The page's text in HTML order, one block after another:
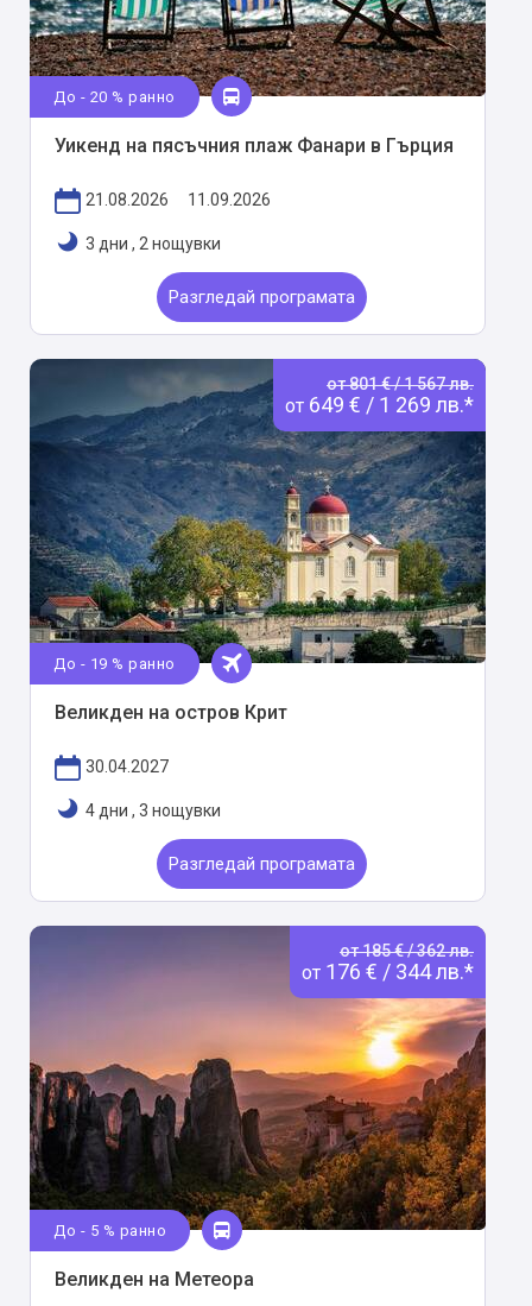
До - 20 % ранно
Уикенд на пясъчния плаж Фанари в Гърция
21.08.2026 11.09.2026
3 дни , 2 нощувки
Разгледай програмата
от 801 € / 1 567 лв.
от 649 € / 1 269 лв.*
До - 19 % ранно
Великден на остров Крит
30.04.2027
4 дни , 3 нощувки
Разгледай програмата
от 185 € / 362 лв.
от 176 € / 344 лв.*
До - 5 % ранно
Великден на Метеора